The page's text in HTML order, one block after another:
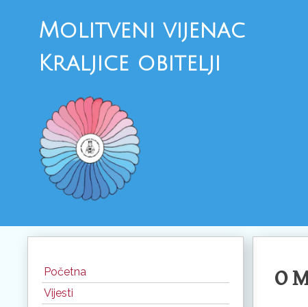
Molitveni vijenac
Kraljice obitelji
sadržaja
O
Početna
Vijesti